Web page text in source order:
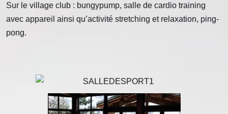
Sur le village club : bungypump, salle de cardio training
avec appareil ainsi qu’activité stretching et relaxation, ping-
pong.